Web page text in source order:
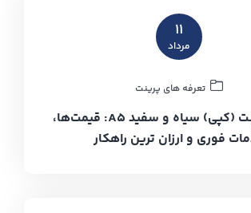
۱۱
مرداد
تعرفه های پرینت
تعرفه پرینت (کپی) سیاه و سفید A5: قیمت‌ها،
فوری و ارزان ترین راهکار